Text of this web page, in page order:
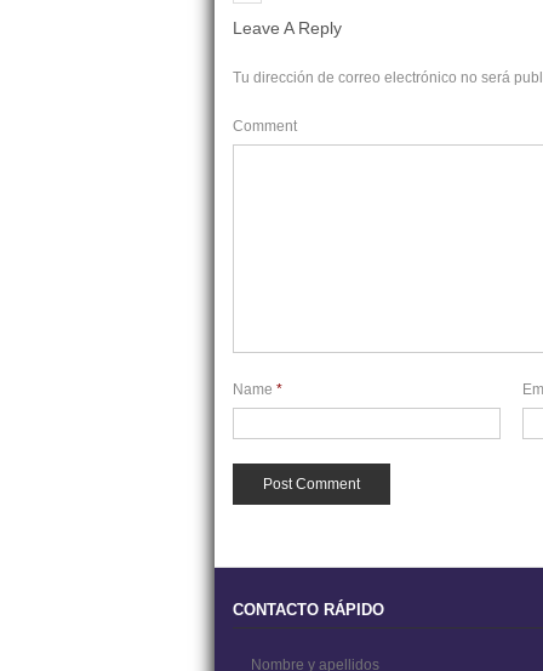
Leave A Reply
Tu dirección de correo electrónico no será
Comment
Name *
CONTACTO RÁPIDO
Nombre y apellidos